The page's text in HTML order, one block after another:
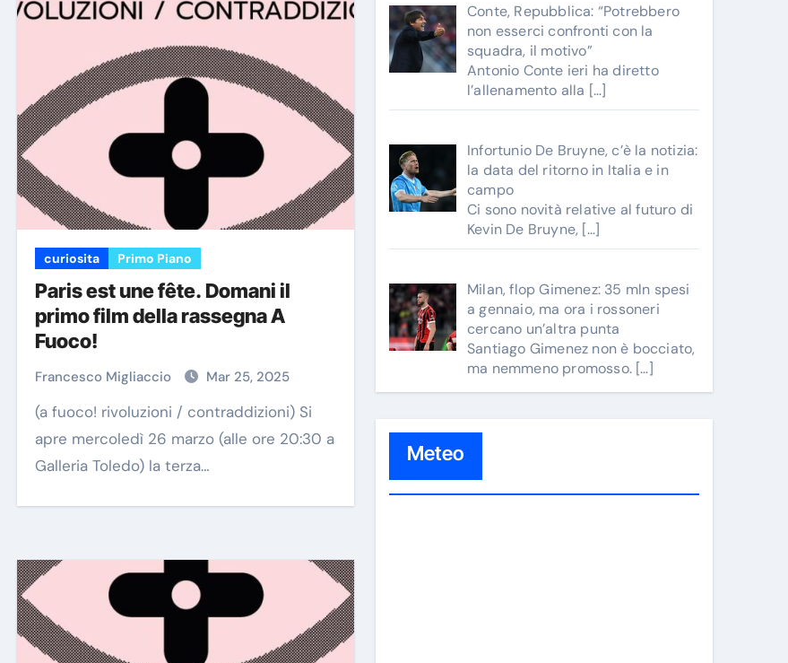
curiosita Primo Piano
Paris est une fête. Domani il
primo film della rassegna A
Fuoco!
Francesco Migliaccio Mar 25, 2025
(a fuoco! rivoluzioni / contraddizioni) Si
apre mercoledì 26 marzo (alle ore 20:30 a
Galleria Toledo) la terza…
Conte, Repubblica: “Potrebbero
non esserci confronti con la
squadra, il motivo”
Antonio Conte ieri ha diretto
l’allenamento alla […]
Infortunio De Bruyne, c’è la notizia:
la data del ritorno in Italia e in
campo
Ci sono novità relative al futuro di
Kevin De Bruyne, […]
Milan, flop Gimenez: 35 mln spesi
a gennaio, ma ora i rossoneri
cercano un’altra punta
Santiago Gimenez non è bocciato,
ma nemmeno promosso. […]
Meteo